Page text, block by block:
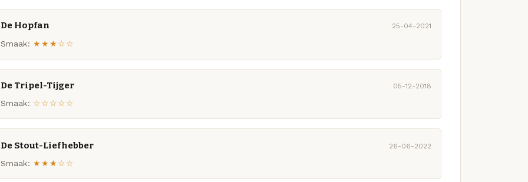
De Hopfan 25-04-2021
Smaak: ★★★☆☆
De Tripel-Tijger 05-12-2018
Smaak: ☆☆☆☆☆
De Stout-Liefhebber 26-06-2022
Smaak: ★★★☆☆